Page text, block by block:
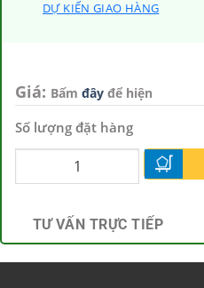
DỰ KIẾN GIAO HÀNG
Giá: Bấm đây để hiện
Số lượng đặt hàng
TƯ VẤN TRỰC TIẾP